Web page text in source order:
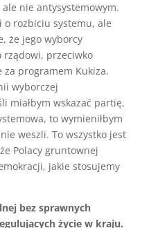
nie antysystemowym.
o rozbiciu systemu, ale
że jego wyborcy
rządowi, przeciwko
programem Kukiza.
wyborczej
miałbym wskazać partię,
to wymieniłbym
weszli. To wszystko jest
Polacy gruntownej
jakie stosujemy
bez sprawnych
życie w kraju.